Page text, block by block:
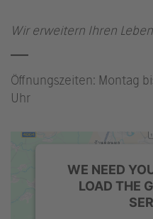
Wir erweitern Ihren
Öffnungszeiten: Montag
Uhr
WE NEED
LOAD THE